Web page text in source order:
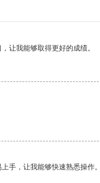
让我能够取得更好的成绩。
手，让我能够快速熟悉操作。